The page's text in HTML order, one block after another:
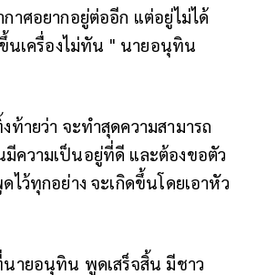
าศอยากอยู่ต่ออีก แต่อยู่ไม่ได้
นเครื่องไม่ทัน " นายอนุทิน
ายว่า จะทำสุดความสามารถ
ความเป็นอยู่ที่ดี และต้องขอตัว
ว้ทุกอย่าง จะเกิดขึ้นโดยเอาหัว
ายอนุทิน พูดเสร็จสิ้น มีชาว